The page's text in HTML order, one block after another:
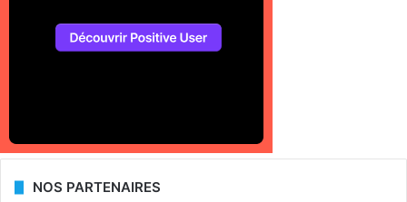
NOS PARTENAIRES